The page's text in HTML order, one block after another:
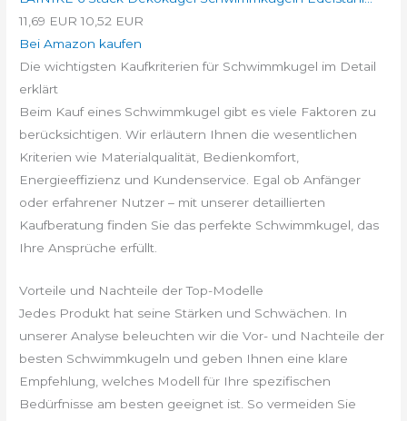
11,69 EUR 10,52 EUR
Bei Amazon kaufen
Die wichtigsten Kaufkriterien für Schwimmkugel im Detail
erklärt
Beim Kauf eines Schwimmkugel gibt es viele Faktoren zu
berücksichtigen. Wir erläutern Ihnen die wesentlichen
Kriterien wie Materialqualität, Bedienkomfort,
Energieeffizienz und Kundenservice. Egal ob Anfänger
oder erfahrener Nutzer – mit unserer detaillierten
Kaufberatung finden Sie das perfekte Schwimmkugel, das
Ihre Ansprüche erfüllt.
Vorteile und Nachteile der Top-Modelle
Jedes Produkt hat seine Stärken und Schwächen. In
unserer Analyse beleuchten wir die Vor- und Nachteile der
besten Schwimmkugeln und geben Ihnen eine klare
Empfehlung, welches Modell für Ihre spezifischen
Bedürfnisse am besten geeignet ist. So vermeiden Sie